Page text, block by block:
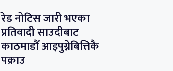
रेड नोटिस जारी भएका
प्रतिवादी साउदीबाट
काठमाडौँ आइपुग्नेबित्तिकै
पक्राउ